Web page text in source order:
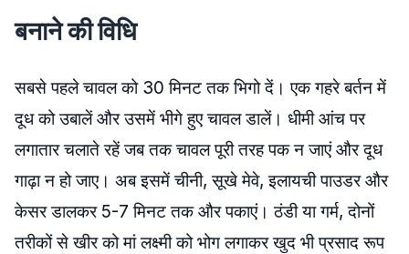
बनाने की विधि
सबसे पहले चावल को 30 मिनट तक भिगो दें। एक गहरे बर्तन में
दूध को उबालें और उसमें भीगे हुए चावल डालें। धीमी आंच पर
लगातार चलाते रहें जब तक चावल पूरी तरह पक न जाएं और दूध
गाढ़ा न हो जाए। अब इसमें चीनी, सूखे मेवे, इलायची पाउडर और
केसर डालकर 5-7 मिनट तक और पकाएं। ठंडी या गर्म, दोनों
तरीकों से खीर को मां लक्ष्मी को भोग लगाकर खुद भी प्रसाद रूप